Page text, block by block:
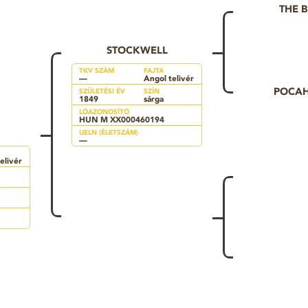
STOCKWELL
TKV SZÁM
—
FAJTA
Angol telivér
SZÜLETÉSI ÉV
1849
SZÍN
sárga
LÓAZONOSÍTÓ
HUN M XX000460194
UELN (ÉLETSZÁM)
—
THE